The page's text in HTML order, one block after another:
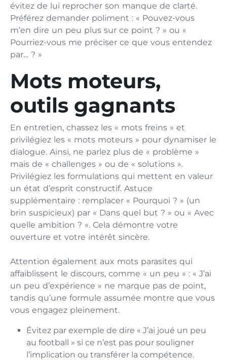
évitez de lui reprocher son manque de clarté.
Préférez demander poliment : « Pouvez-vous
m’en dire un peu plus sur ce point ? » ou «
Pourriez-vous me préciser ce que vous entendez
par… ? »
Mots moteurs,
outils gagnants
En entretien, chassez les « mots freins » et
privilégiez les « mots moteurs » pour dynamiser le
dialogue. Ainsi, ne parlez plus de « problème »
mais de « challenges » ou de « solutions ».
Privilégiez les formulations qui mettent en valeur
un état d’esprit constructif. Astuce
supplémentaire : remplacer « Pourquoi ? » (un
brin suspicieux) par « Dans quel but ? » ou « Avec
quelle ambition ? ». Cela démontre votre
ouverture et votre intérêt sincère.
Attention également aux mots parasites qui
affaiblissent le discours, comme « un peu » : « J’ai
un peu d’expérience » ne marque pas de point,
tandis qu’une formule assumée montre que vous
vous engagez pleinement.
Évitez par exemple de dire « J’ai joué un peu
au football » si ce n’est pas pour souligner
l’implication ou transférer la compétence.